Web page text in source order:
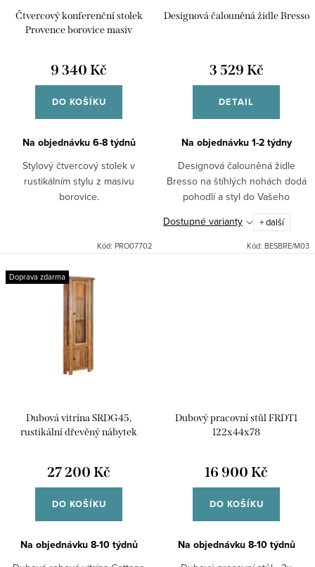
u
oČtvercový konferenční stolek
Provence borovice masiv
9 340 Kč
DO KOŠÍKU
Na objednávku 6-8 týdnů
Stylový čtvercový stolek v
rustikálním stylu z masivu
borovice.
Kód: PRO07702
Designová čalouněná židle Bresso
3 529 Kč
DETAIL
Na objednávku 1-2 týdny
Designová čalouněná židle
Bresso na štíhlých nohách dodá
pohodlí a styl do Vašeho
interiéru.
Dostupné varianty + další
Kód: BESBRE/M03
Doprava zdarma
Dubová vitrína SRDG45,
rustikální dřevěný nábytek
27 200 Kč
DO KOŠÍKU
Na objednávku 8-10 týdnů
Dubový pracovní stůl FRDT1
122x44x78
16 900 Kč
DO KOŠÍKU
Na objednávku 8-10 týdnů